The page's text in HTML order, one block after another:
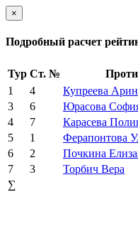
×
Подробный расчет
Тур Ст. №
1
4 Купреева
3
6 Юрасова
4
7 Карасева
5
1 Ферапонтова
6
2 Почкина
7
3 Торбич Вера
∑